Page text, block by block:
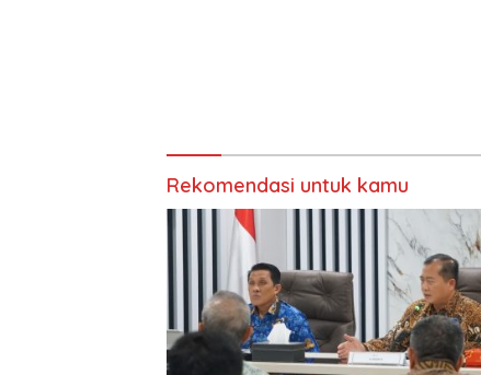
Rekomendasi untuk kamu